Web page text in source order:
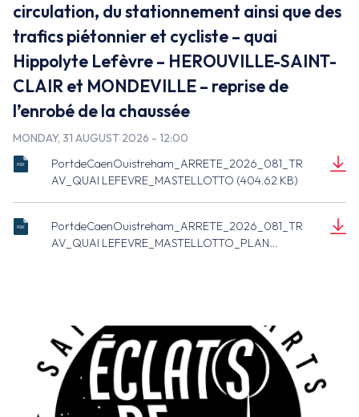
circulation, du stationnement ainsi que des
trafics piétonnier et cycliste – quai
Hippolyte Lefèvre – HEROUVILLE-SAINT-
CLAIR et MONDEVILLE – reprise de
l’enrobé de la chaussée
MONDAY, 31 AUGUST 2026 - 12:00
PortdeCaenOuistreham_ARRETE_2026_081_TR
AV_QUAI LEFEVRE_MASTELLOTTO (404.62 KB)
ARRETE_2026_081_CO_TRAV_QUAI
LEFEVRE_MASTELLOTTO.pdf
(404.62 KB)
PortdeCaenOuistreham_ARRETE_2026_081_TR
AV_QUAI LEFEVRE_MASTELLOTTO_PLAN
ARRETE_2026_081_CO_TRAV_QUAI
LEFEVRE_MASTELLOTTO_PLAN.pdf